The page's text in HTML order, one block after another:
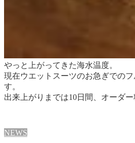
やっと上がってきた海水温度。
現在ウエットスーツのお急ぎでの
す。
出来上がりまでは10日間、オーダー
NEWS